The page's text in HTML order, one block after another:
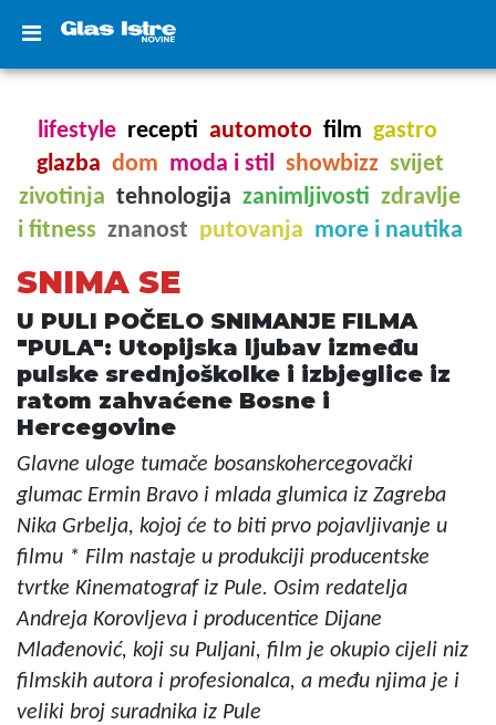
lifestyle recepti automoto film gastro
glazba dom moda i stil showbizz svijet
zivotinja tehnologija zanimljivosti zdravlje
i fitness znanost putovanja more i nautika
SNIMA SE
U PULI POČELO SNIMANJE FILMA
"PULA": Utopijska ljubav između
pulske srednjoškolke i izbjeglice iz
ratom zahvaćene Bosne i
Hercegovine
Glavne uloge tumače bosanskohercegovački
glumac Ermin Bravo i mlada glumica iz Zagreba
Nika Grbelja, kojoj će to biti prvo pojavljivanje u
filmu * Film nastaje u produkciji producentske
tvrtke Kinematograf iz Pule. Osim redatelja
Andreja Korovljeva i producentice Dijane
Mlađenović, koji su Puljani, film je okupio cijeli niz
filmskih autora i profesionalca, a među njima je i
veliki broj suradnika iz Pule